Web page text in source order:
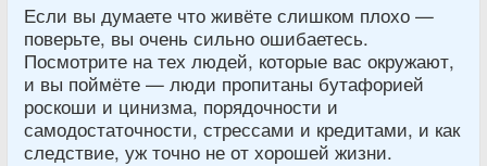
Если вы думаете что живёте слишком плохо —
поверьте, вы очень сильно ошибаетесь.
Посмотрите на тех людей, которые вас окружают,
и вы поймёте — люди пропитаны бутафорией
роскоши и цинизма, порядочности и
самодостаточности, стрессами и кредитами, и как
следствие, уж точно не от хорошей жизни.